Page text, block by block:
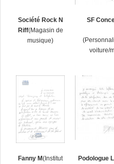
Société Rock N
Riff(Magasin de
musique)
SF
voiture/
Fanny M(Institut
Podologue